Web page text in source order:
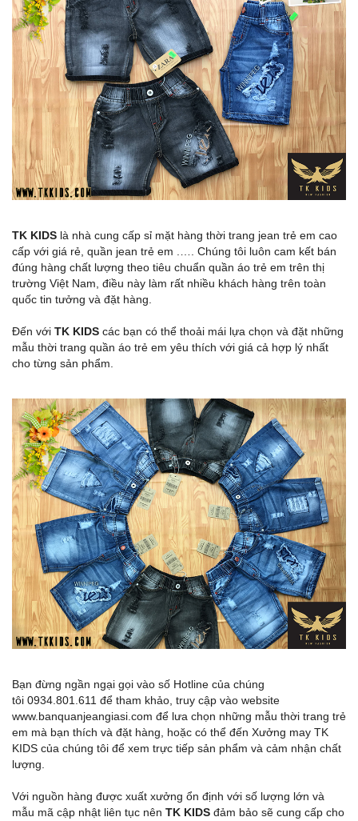
TK KIDS là nhà cung cấp sỉ mặt hàng thời trang jean trẻ em cao
cấp với giá rẻ, quần jean trẻ em .…. Chúng tôi luôn cam kết bán
đúng hàng chất lượng theo tiêu chuẩn quần áo trẻ em trên thị
trường Việt Nam, điều này làm rất nhiều khách hàng trên toàn
quốc tin tưởng và đặt hàng.
Đến với TK KIDS các bạn có thể thoải mái lựa chọn và đặt những
mẫu thời trang quần áo trẻ em yêu thích với giá cả hợp lý nhất
cho từng sản phẩm.
Bạn đừng ngần ngại gọi vào số Hotline của chúng
tôi 0934.801.611 để tham khảo, truy cập vào website
www.banquanjeangiasi.com để lưa chọn những mẫu thời trang trẻ
em mà bạn thích và đặt hàng, hoặc có thể đến Xưởng may TK
KIDS của chúng tôi để xem trực tiếp sản phẩm và cảm nhận chất
lượng.
Với nguồn hàng được xuất xưởng ổn định với số lượng lớn và
mẫu mã cập nhật liên tục nên TK KIDS đảm bảo sẽ cung cấp cho